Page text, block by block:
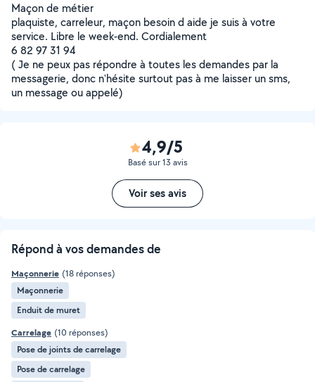
Maçon de métier
plaquiste, carreleur, maçon besoin d aide je suis à votre
service. Libre le week-end. Cordialement
6 82 97 31 94
( Je ne peux pas répondre à toutes les demandes par la
messagerie, donc n'hésite surtout pas à me laisser un sms,
un message ou appelé)
4,9/5
Basé sur 13 avis
Voir ses avis
Répond à vos demandes de
Maçonnerie (18 réponses)
Maçonnerie
Enduit de muret
Carrelage (10 réponses)
Pose de joints de carrelage
Pose de carrelage